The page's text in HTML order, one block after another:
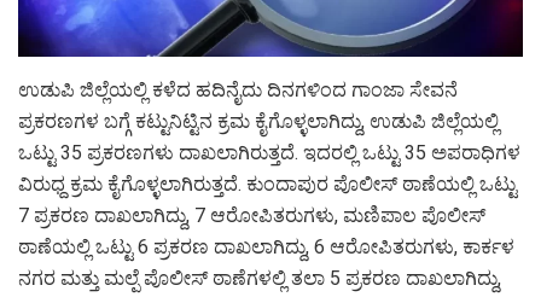
ಉಡುಪಿ ಜಿಲ್ಲೆಯಲ್ಲಿ ಕಳೆದ ಹದಿನೈದು ದಿನಗಳಿಂದ ಗಾಂಜಾ ಸೇವನೆ
ಪ್ರಕರಣಗಳ ಬಗ್ಗೆ ಕಟ್ಟುನಿಟ್ಟಿನ ಕ್ರಮ ಕೈಗೊಳ್ಳಲಾಗಿದ್ದು, ಉಡುಪಿ ಜಿಲ್ಲೆಯಲ್ಲಿ
ಒಟ್ಟು 35 ಪ್ರಕರಣಗಳು ದಾಖಲಾಗಿರುತ್ತದೆ. ಇದರಲ್ಲಿ ಒಟ್ಟು 35 ಅಪರಾಧಿಗಳ
ವಿರುಧ್ದ ಕ್ರಮ ಕೈಗೊಳ್ಳಲಾಗಿರುತ್ತದೆ. ಕುಂದಾಪುರ ಪೊಲೀಸ್‌ ಠಾಣೆಯಲ್ಲಿ ಒಟ್ಟು
7 ಪ್ರಕರಣ ದಾಖಲಾಗಿದ್ದು, 7 ಆರೋಪಿತರುಗಳು, ಮಣಿಪಾಲ ಪೊಲೀಸ್‌
ಠಾಣೆಯಲ್ಲಿ ಒಟ್ಟು 6 ಪ್ರಕರಣ ದಾಖಲಾಗಿದ್ದು, 6 ಆರೋಪಿತರುಗಳು, ಕಾರ್ಕಳ
ನಗರ ಮತ್ತು ಮಲ್ಪೆ ಪೊಲೀಸ್‌ ಠಾಣೆಗಳಲ್ಲಿ ತಲಾ 5 ಪ್ರಕರಣ ದಾಖಲಾಗಿದ್ದು,